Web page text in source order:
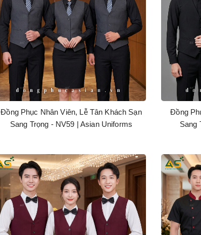
Đồng Phục Nhân Viên, Lễ Tân Khách Sạn
Sang Trọng - NV59 | Asian Uniforms
Đồng
Sang